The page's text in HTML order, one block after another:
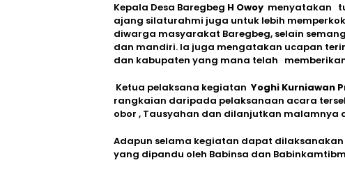
Kepala Desa Baregbeg H Owoy menyatakan
ajang silaturahmi juga untuk lebih
diwarga masyarakat Baregbeg, selain
dan mandiri. Ia juga mengatakan ucapan
dan kabupaten yang mana telah
Ketua pelaksana kegiatan Yoghi Kurniawan
rangkaian daripada pelaksanaan acara
obor , Tausyahan dan dilanjutkan malamnya
Adapun selama kegiatan dapat
yang dipandu oleh Babinsa dan